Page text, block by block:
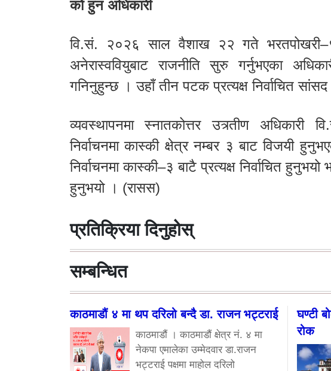
को हुन अधिकारी
वि.सं. २०२६ साल वैशाख २२ गते
अनेरास्ववियुबाट राजनीति सुरु गर्नुभएका
गनिनुहुन्छ । उहाँ तीन पटक प्रत्यक्ष निर्वाचित
व्यवस्थापनमा स्नातकोत्तर उत्र्तीण
निर्वाचनमा कास्की क्षेत्र नम्बर ३ बाट विजयी
निर्वाचनमा कास्की–३ बाटै प्रत्यक्ष निर्वाचित
हुनुभयो । (रासस)
प्रतिक्रिया दिनुहोस्
सम्बन्धित
काठमाडौं ४ मा थप दरिलो बन्दै डा. राजन भट्टराई
काठमाडौं । काठमाडौं क्षेत्र नं. ४ मा
नेकपा एमालेका उम्मेदवार डा.राजन
भट्टराई पक्षमा माहोल दरिलो
घण्टी
रोक